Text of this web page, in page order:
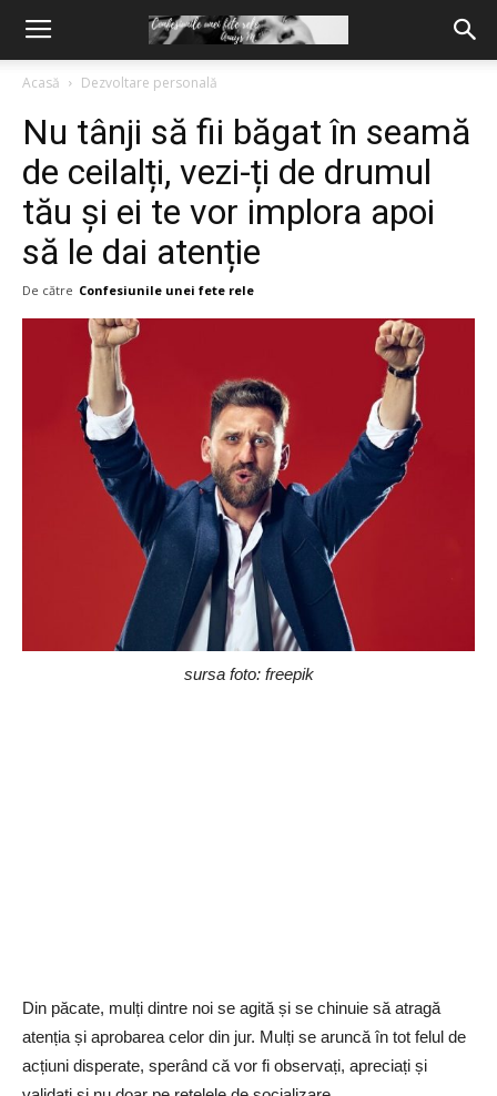
Acasă Dezvoltare personală
Nu tânji să fii băgat în seamă
de ceilalți, vezi-ți de drumul
tău și ei te vor implora apoi
să le dai atenție
De către Confesiunile unei fete rele
sursa foto: freepik
Din păcate, mulți dintre noi se agită și se chinuie să atragă
atenția și aprobarea celor din jur. Mulți se aruncă în tot felul de
acțiuni disperate, sperând că vor fi observați, apreciați și